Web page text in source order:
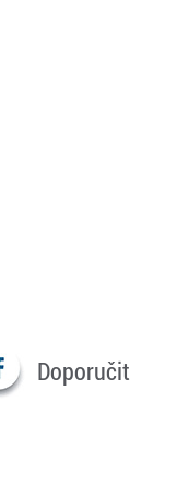
Doporučit